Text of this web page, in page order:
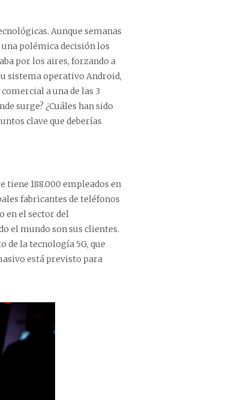
Aunque semanas
polémica decisión los
por los aires, forzando a
sistema operativo Android,
a una de las 3
surge? ¿Cuáles han sido
clave que deberías
tiene 188.000 empleados en
fabricantes de teléfonos
en el sector del
el mundo son sus clientes.
de la tecnología 5G, que
está previsto para